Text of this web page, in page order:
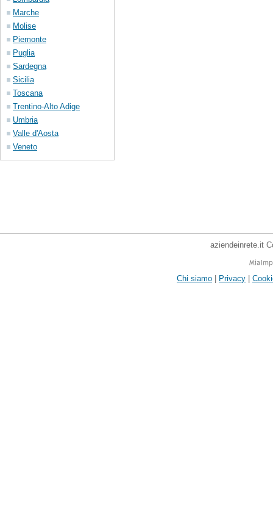
Marche
Molise
Piemonte
Puglia
Sardegna
Sicilia
Toscana
Trentino-Alto Adige
Umbria
Valle d'Aosta
Veneto
aziendeinrete.it
Chi siamo | Privacy |